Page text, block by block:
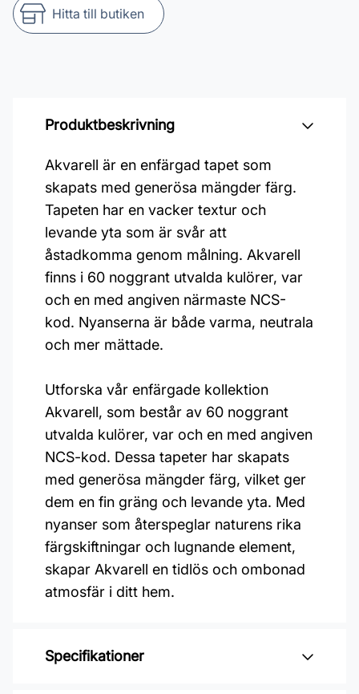
Hitta till butiken
Produktbeskrivning
Akvarell är en enfärgad tapet som
skapats med generösa mängder färg.
Tapeten har en vacker textur och
levande yta som är svår att
åstadkomma genom målning. Akvarell
finns i 60 noggrant utvalda kulörer, var
och en med angiven närmaste NCS-
kod. Nyanserna är både varma, neutrala
och mer mättade.
Utforska vår enfärgade kollektion
Akvarell, som består av 60 noggrant
utvalda kulörer, var och en med angiven
NCS-kod. Dessa tapeter har skapats
med generösa mängder färg, vilket ger
dem en fin gräng och levande yta. Med
nyanser som återspeglar naturens rika
färgskiftningar och lugnande element,
skapar Akvarell en tidlös och ombonad
atmosfär i ditt hem.
Specifikationer